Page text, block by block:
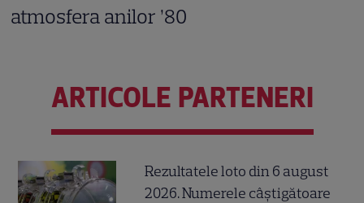
atmosfera anilor ’80
ARTICOLE PARTENERI
Rezultatele loto din 6 august
2026. Numerele câștigătoare